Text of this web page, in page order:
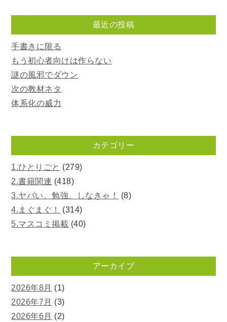
最近の投稿
手書きに限る
もう初心者向けは作らない
謎の風邪でダウン
次の教材ネタ
体系化の威力
カテゴリー
1.ひとりごと (279)
2.書籍関連 (418)
3.ヤバい、勉強、しなきゃ！
(8)
4.まぐまぐ！
(314)
5.マスコミ掲載 (40)
アーカイブ
2026年8月 (1)
2026年7月 (3)
2026年6月 (2)